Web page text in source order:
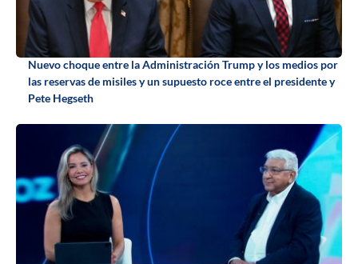
Nuevo choque entre la Administración Trump y los medios por
las reservas de misiles y un supuesto roce entre el presidente y
Pete Hegseth